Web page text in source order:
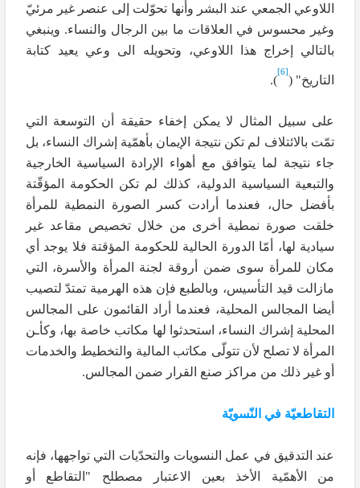
اللاوعي الجمعي عند البشر وأنها تحوّلت إلى عنصر غير مرئيّ
وغير محسوس في العلاقات ما بين الرجال والنساء. وينبغي
بالتالي إخراج هذا اللاوعي، وتحويله الى وعي يعيد كتابة
التاريخ" (
[6]
).
على سبيل المثال لا يمكن إخفاء حقيقة أن التوسعة التي
تمّت بالائتلاف لم تكن نتيجة الإيمان بأهمّية إشراك النساء، بل
جاء نتيجة لما يتوافق مع أهواء الإرادة السياسية الخارجية
والتبعية السياسية الدولية، كذلك لم تكن الحكومة المؤقّتة
بأفضل حال، فعندما أرادت كسر الصورة النمطية للمرأة
خلقت صورة نمطية أخرى من خلال تخصيص مقاعد غير
سيادية لها، أمّا الدورة الحالية للحكومة المؤقتة فلا يوجد أي
مكان للمرأة سوى ضمن أروقة لجنة المرأة والأسرة، التي
مازالت قيد التأسيس، وبالطبع فإن هذه الهرمية تمتدّ لتصيب
أيضا المجالس المحلية، فعندما أراد القائمون على المجالس
المحلية إشراك النساء، استحدثوا لها مكاتب خاصة بها، وكأـن
المرأة لا تصلح لأن تتولّى مكاتب المالية والتخطيط والخدمات
أو غير ذلك من مراكز صنع القرار ضمن المجالس.
التقاطعيّة في النّسويّة
عند التدقيق في عمل النسويات والتحدّيات التي تواجهها، فإنه
من الأهمّية الأخذ بعين الاعتبار مصطلح "التقاطع أو